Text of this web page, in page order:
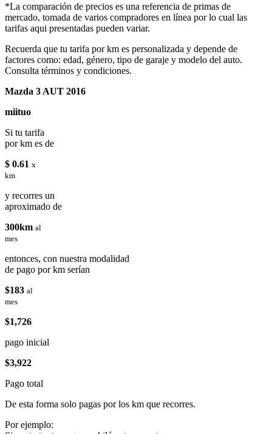
*La comparación de precios es una referencia de primas de
mercado, tomada de varios compradores en línea por lo cual las
tarifas aqui presentadas pueden variar.
Recuerda que tu tarifa por km es personalizada y depende de
factores como: edad, género, tipo de garaje y modelo del auto.
Consulta términos y condiciones.
Mazda 3 AUT 2016
miituo
Si tu tarifa
por km es de
$ 0.61 x
km
y recorres un
aproximado de
300km al
mes
entonces, con nuestra modalidad
de pago por km serían
$183 al
mes
$1,726
pago inicial
$3,922
Pago total
De esta forma solo pagas por los km que recorres.
Por ejemplo: